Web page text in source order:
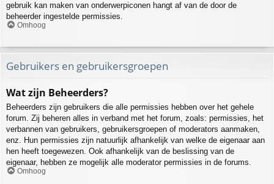
gebruik kan maken van onderwerpiconen hangt af van de door de
beheerder ingestelde permissies.
Omhoog
Gebruikers en gebruikersgroepen
Wat zijn Beheerders?
Beheerders zijn gebruikers die alle permissies hebben over het gehele
forum. Zij beheren alles in verband met het forum, zoals: permissies, het
verbannen van gebruikers, gebruikersgroepen of moderators aanmaken,
enz. Hun permissies zijn natuurlijk afhankelijk van welke de eigenaar aan
hen heeft toegewezen. Ook afhankelijk van de beslissing van de
eigenaar, hebben ze mogelijk alle moderator permissies in de forums.
Omhoog